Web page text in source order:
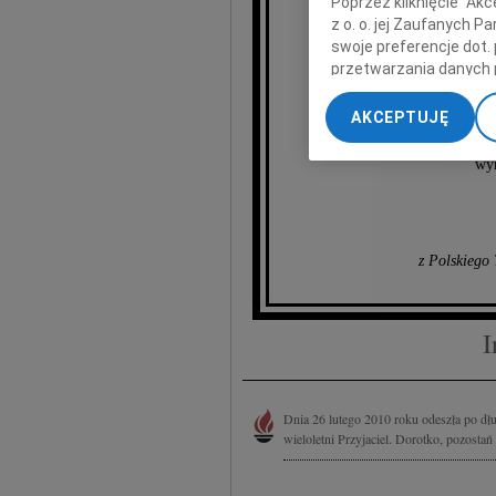
z Polskiego
Dnia 26 lutego 2010 roku odeszła po
wieloletni Przyjaciel. Dorotko, pozostań
z o. o. jej Zaufanych
swoje preferencje dot.
przetwarzania danych
„Ustawienia
My, nasi Zaufani
dokładnych danych
Przechowywanie
AKCEPTUJĘ